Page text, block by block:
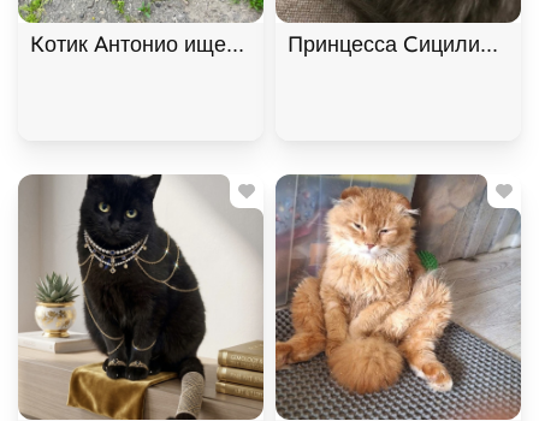
Котик Антонио ищет дом. В дар!, Голубой,
Принцесса Сицилия